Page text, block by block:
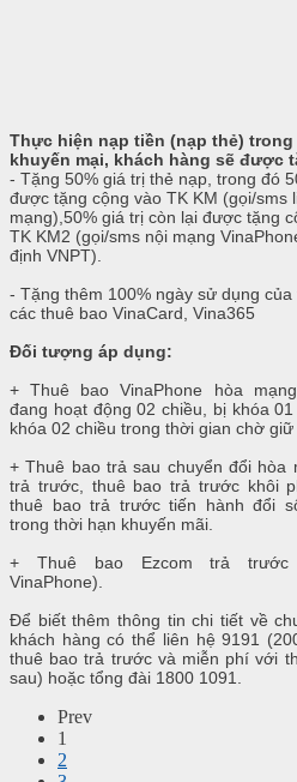
Thực hiện nạp tiền (nạp thẻ)
khuyến mại, khách hàng sẽ được
- Tặng 50% giá trị thẻ nạp, trong đó
được tặng cộng vào TK KM (gọi/sms
mạng),50% giá trị còn lại được tặng
TK KM2 (gọi/sms nội mạng
định VNPT).
- Tặng thêm 100% ngày sử dụng của
các thuê bao VinaCard, Vina365
Đối tượng áp dụng:
+ Thuê bao VinaPhone hòa
đang hoạt động 02 chiều, bị khóa
khóa 02 chiều trong thời gian chờ giữ
+ Thuê bao trả sau chuyển đổi hòa
trả trước, thuê bao trả trước khôi
thuê bao trả trước tiến hành đổi
trong thời hạn khuyến mãi.
+ Thuê bao Ezcom trả trước
VinaPhone).
Để biết thêm thông tin chi tiết về
khách hàng có thể liên hệ 9191
thuê bao trả trước và miễn phí với
sau) hoặc tổng đài 1800 1091.
Prev
1
2